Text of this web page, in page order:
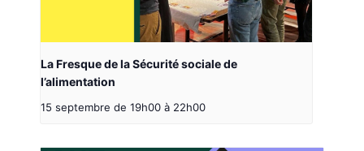
La Fresque de la Sécurité sociale de
l’alimentation
15 septembre de 19h00 à 22h00